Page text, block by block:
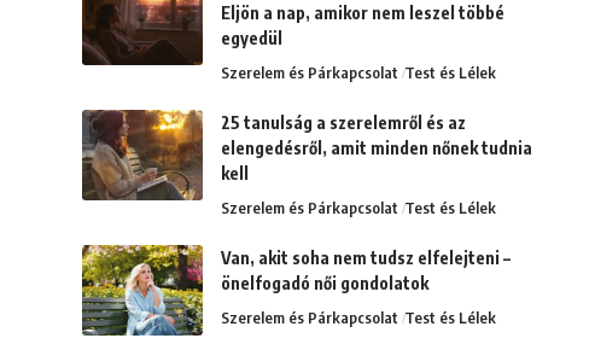
Eljön a nap, amikor nem leszel többé
egyedül
Szerelem és Párkapcsolat Test és Lélek
25 tanulság a szerelemről és az
elengedésről, amit minden nőnek tudnia
kell
Szerelem és Párkapcsolat Test és Lélek
Van, akit soha nem tudsz elfelejteni –
önelfogadó női gondolatok
Szerelem és Párkapcsolat Test és Lélek